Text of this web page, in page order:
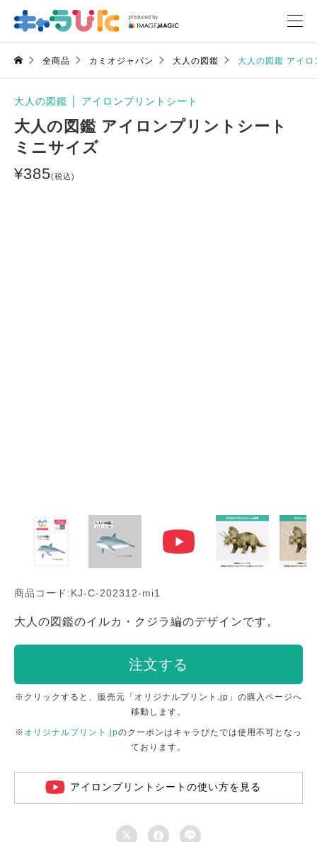
全商品 カミオジャパン 大人の図鑑 大人の図鑑 アイ
大人の図鑑 アイロンプリントシート
大人の図鑑 アイロンプリントシート
ミニサイズ
¥385(税込)
商品コード:KJ-C-202312-mi1
大人の図鑑のイルカ・クジラ編のデザインです。
注文する
※クリックすると、販売元「オリジナルプリント.jp」の購入ページへ
移動します。
※ オリジナルプリント.jpのクーポンはキャラぴたでは使用不可となっ
ております。
アイロンプリントシートの使い方を見る
  